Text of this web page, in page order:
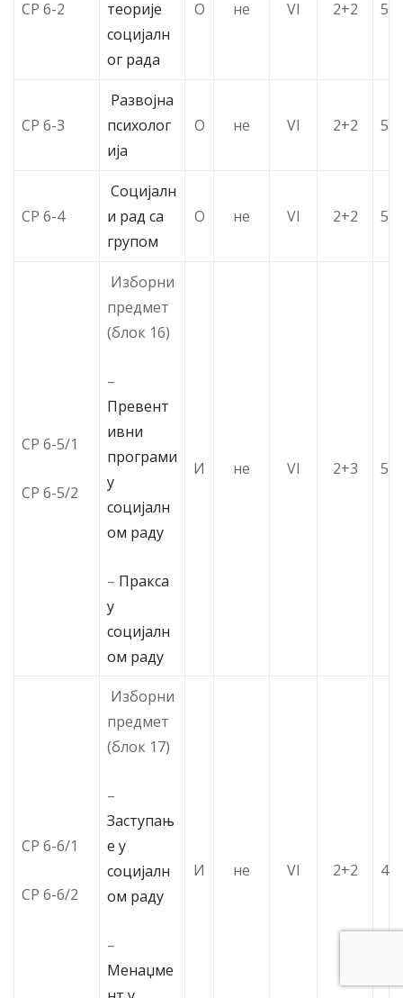
СР 6-2
теорије
социјалн
ог рада
О не VI 2+2 5
СР 6-3
Развојна
психолог
ија
О не VI 2+2 5
СР 6-4
Социјалн
и рад са
групом
О не VI 2+2 5
СР 6-5/1
СР 6-5/2
Изборни
предмет
(блок 16)
–
Превент
ивни
програми
у
социјалн
ом раду
– Пракса
у
социјалн
ом раду
И не VI 2+3 5
СР 6-6/1
СР 6-6/2
Изборни
предмет
(блок 17)
–
Заступањ
е у
социјалн
ом раду
–
Менаџме
И не VI 2+2 4